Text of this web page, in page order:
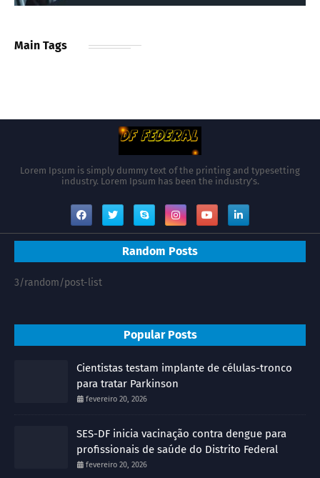
Main Tags
Lorem Ipsum is simply dummy text of the printing and typesetting
industry. Lorem Ipsum has been the industry's.
Random Posts
3/random/post-list
Popular Posts
Cientistas testam implante de células-tronco
para tratar Parkinson
fevereiro 20, 2026
SES-DF inicia vacinação contra dengue para
profissionais de saúde do Distrito Federal
fevereiro 20, 2026